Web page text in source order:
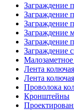
Заграждение
Заграждение
Заграждение
Заграждение
Заграждение
Заграждение
Лента
Лента
Проволока
Кронштейны